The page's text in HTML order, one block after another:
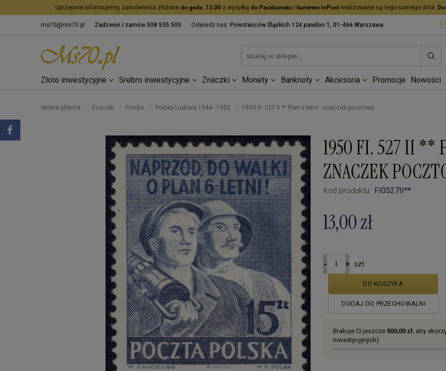
Uprzejmie informujemy, zamówienia złożone do godz. 13.00 z wysyłką do Paczkomatu i kurierem InPost realizowane są tego samego dnia.
ms70@ms70.pl Zadzwoń i zamów 508 535 505 Odwiedź nas: Powstańców Śląskich 124 pawilon 1, 01-466 Warszawa
Złoto inwestycyjne Srebro inwestycyjne Znaczki Monety Banknoty Akcesoria Promocje Nowości
Strona główna / Znaczki / Polska / Polska Ludowa 1944 - 1952 / 1950 Fi. 527 II ** Plan 6-letni - znaczek pocztowy
1950 FI. 527 II **
ZNACZEK
Kod produktu: FI0527II**
13,00 zł
szt.
DO KOSZYKA
DODAJ DO PRZECHOWALNI
Brakuje Ci jeszcze 500,00 zł , aby
inwestycyjnych).